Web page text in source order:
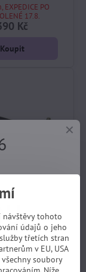
EXPEDICE PO
17.8.
Kč
Koupit
D (19) táhlo
EXPEDICE PO
17.8.
Kč
Koupit
návštěvy tohoto
údajů o jeho
třetích stran
v EU, USA
soubory